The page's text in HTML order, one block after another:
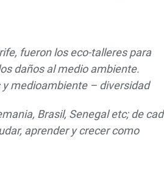
fueron los eco-talleres para
daños al medio ambiente.
medioambiente – diversidad
Brasil, Senegal etc; de
aprender y crecer como